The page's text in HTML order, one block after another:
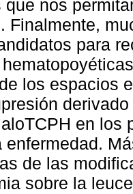
que nos
Finalmente,
para
los espacios
en los
enfermedad.
de las
sobre la